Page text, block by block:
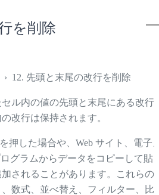
を削除
› 12. 先頭と末尾の改行を削除
ル内の値の先頭と末尾にある改行
改行は保持されます。
を押した場合や、Web サイト、電子
グラムからデータをコピーして貼
されることがあります。これらの
数式、並べ替え、フィルター、比